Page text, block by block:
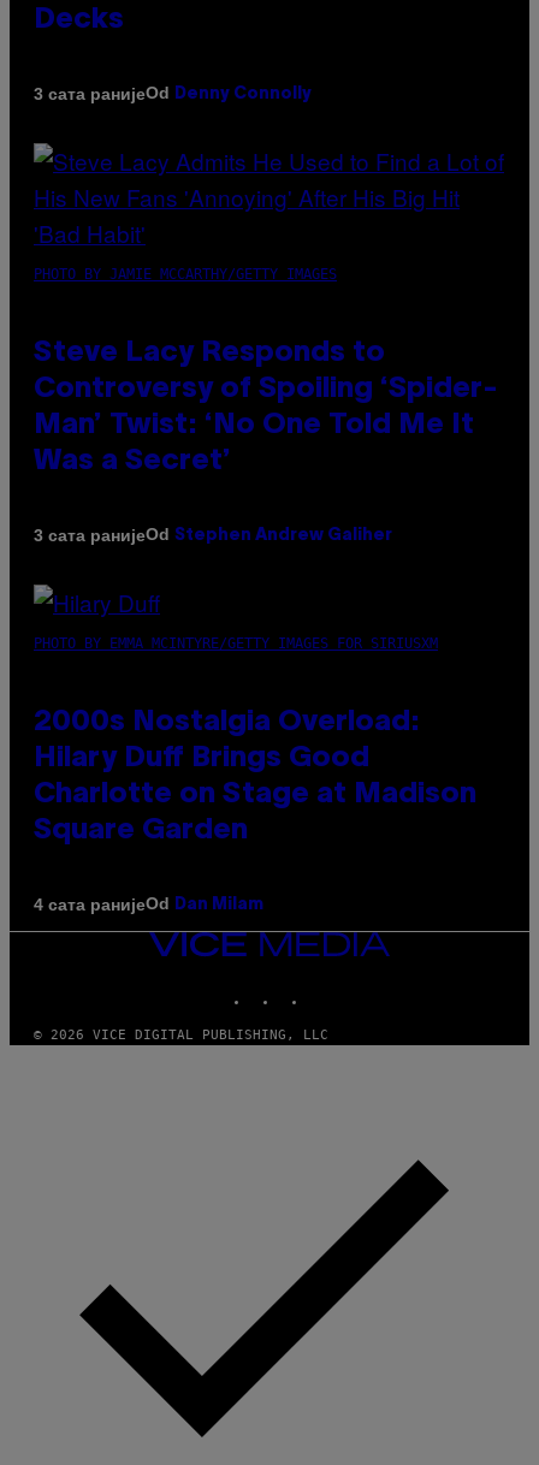
Decks
3 сата ранијеOd Denny Connolly
PHOTO BY JAMIE MCCARTHY/GETTY IMAGES
Steve Lacy Responds to
Controversy of Spoiling ‘Spider-
Man’ Twist: ‘No One Told Me It
Was a Secret’
3 сата ранијеOd Stephen Andrew Galiher
PHOTO BY EMMA MCINTYRE/GETTY IMAGES FOR SIRIUSXM
2000s Nostalgia Overload:
Hilary Duff Brings Good
Charlotte on Stage at Madison
Square Garden
4 сата ранијеOd Dan Milam
VICE
© 2026 VICE DIGITAL PUBLISHING, LLC